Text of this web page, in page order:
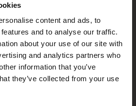
content and ads, to
and to analyse our traffic.
about your use of our site with
and analytics partners who
information that you’ve
they’ve collected from your use
et connexion pour votre
ou Illimité
La consommation réelle